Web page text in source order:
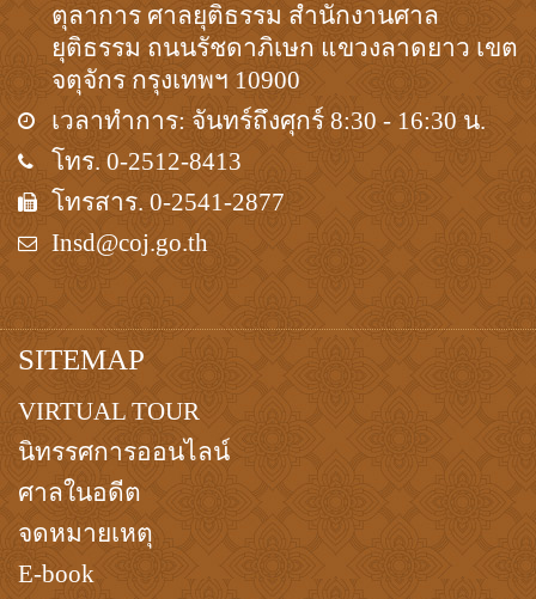
ตุลาการ ศาลยุติธรรม สำนักงานศาล
ยุติธรรม ถนนรัชดาภิเษก แขวงลาดยาว เขต
จตุจักร กรุงเทพฯ 10900
เวลาทำการ: จันทร์ถึงศุกร์ 8:30 - 16:30 น.
โทร. 0-2512-8413
โทรสาร. 0-2541-2877
Insd@coj.go.th
SITEMAP
VIRTUAL TOUR
นิทรรศการออนไลน์
ศาลในอดีต
จดหมายเหตุ
E-book